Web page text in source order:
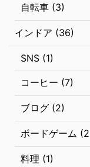
自転車 (3)
インドア (36)
SNS (1)
コーヒー (7)
ブログ (2)
ボードゲーム
料理 (1)